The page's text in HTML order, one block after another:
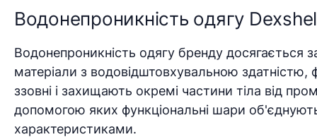
Водонепроникність одягу
Водонепроникність одягу бренду досягається
матеріали з водовідштовхувальною здатністю,
ззовні і захищають окремі частини тіла від
допомогою яких функціональні шари
характеристиками.